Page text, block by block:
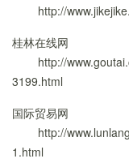
http://
桂林在线网
http://
3199.html
国际贸易网
http://
1.html